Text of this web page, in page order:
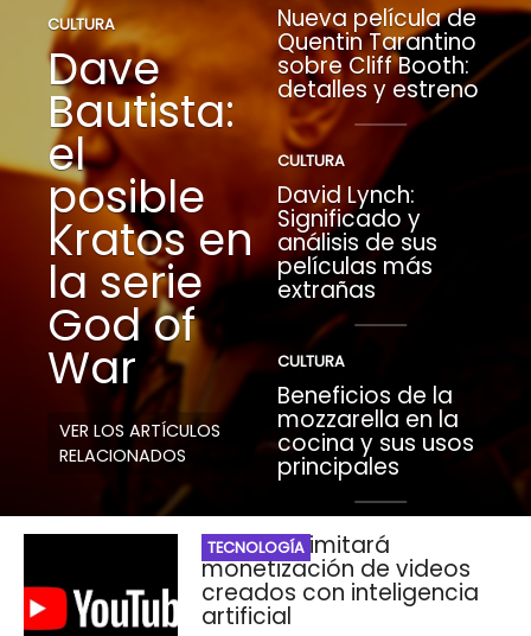
CULTURA
Dave
Bautista:
el
posible
Kratos en
la serie
God of
War
VER LOS ARTÍCULOS
RELACIONADOS
Nueva película de
Quentin Tarantino
sobre Cliff Booth:
detalles y estreno
CULTURA
David Lynch:
Significado y
análisis de sus
películas más
extrañas
CULTURA
Beneficios de la
mozzarella en la
cocina y sus usos
principales
TECNOLOGÍA
YouTube limitará
monetización de videos
creados con inteligencia
artificial